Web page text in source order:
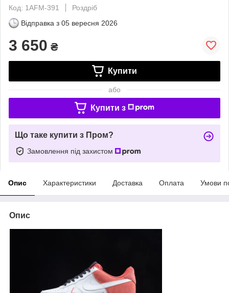
Код: 1AFM-391
Роздріб
Відправка з 05 вересня 2026
3 650 ₴
Купити
або
Купити з
Що таке купити з Пром?
Замовлення під захистом
Опис Характеристики Доставка Оплата Умови
Опис